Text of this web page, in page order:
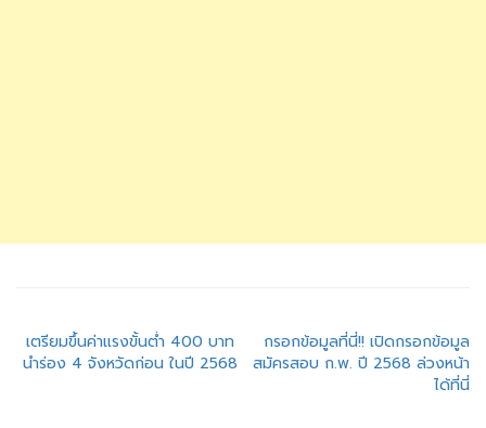
แนะแนว
เรื่อง
เตรียมขึ้นค่าแรงขั้นต่ำ 400 บาท
นำร่อง 4 จังหวัดก่อน ในปี 2568
กรอกข้อมูลที่นี่!! เปิดกรอกข้อมูล
สมัครสอบ ก.พ. ปี 2568 ล่วงหน้า
ได้ที่นี่